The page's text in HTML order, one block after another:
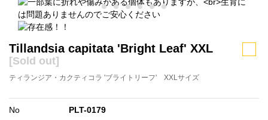
Tillandsia capitata 'Bright Leaf' XXL
[Sold out]
ティランジア・カクティコラ 'ブライトリーフ' XXLサイズ
No PLT-0179